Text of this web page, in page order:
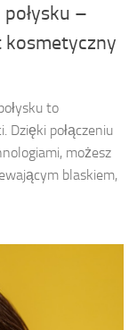
–
kosmetyczny
to
Dzięki połączeniu
możesz
blaskiem,